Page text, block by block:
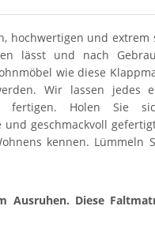
hochwertigen und extrem
lässt und nach
wie diese
Wir lassen jedes
fertigen. Holen Sie
geschmackvoll
kennen. Lümmeln
Ausruhen. Diese